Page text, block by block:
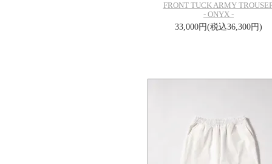
FRONT TUCK ARMY
- ONYX -
33,000円(税込36,300円)